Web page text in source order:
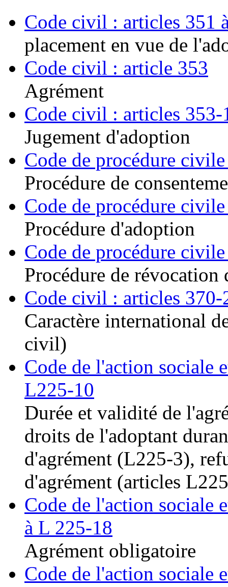
Code civil : articles 351
placement en vue de
Code civil : article 353
Agrément
Code civil : articles 353-
Jugement d'adoption
Code de procédure
Procédure de
Code de procédure
Procédure d'adoption
Code de procédure
Procédure de révocation
Code civil : articles 370-
Caractère international
civil)
Code de l'action sociale
L225-10
Durée et validité de
droits de l'adoptant
d'agrément (L225-3),
d'agrément (articles
Code de l'action sociale
à L 225-18
Agrément obligatoire
Code de l'action sociale